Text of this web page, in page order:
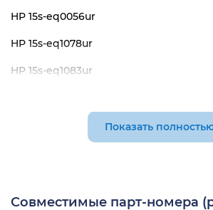
HP 15s-eq0056ur
HP 15s-eq1078ur
HP 15s-eq1083ur
HP 15s-eq1193ur
Показать
Совместимые парт-номера